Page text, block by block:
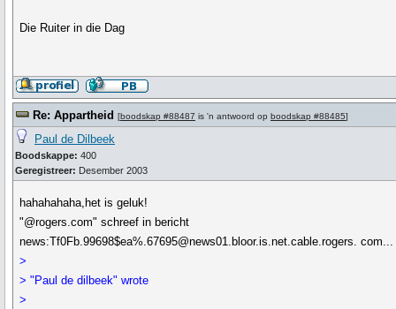
Die Ruiter in die Dag
Re: Appartheid [boodskap #88487 is 'n antwoord op boodskap #88485]
Paul de Dilbeek
Boodskappe: 400
Geregistreer: Desember 2003
hahahahaha,het is geluk!
"@rogers.com" schreef in bericht
news:Tf0Fb.99698$ea%.67695@news01.bloor.is.net.cable.rogers. com...
>
> "Paul de dilbeek" wrote
>